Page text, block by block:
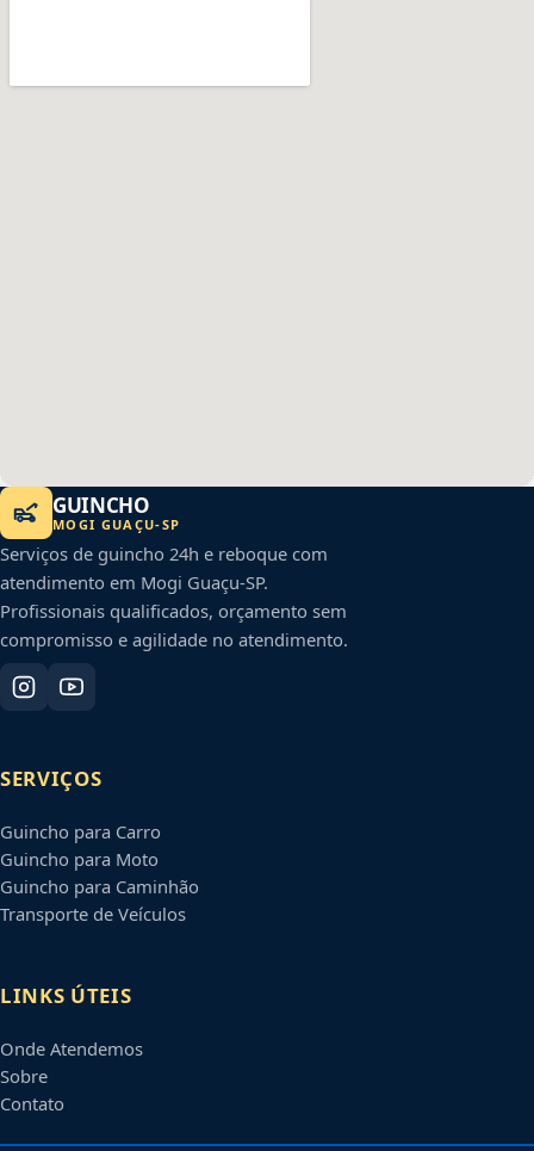
GUINCHO
MOGI GUAÇU-SP
Serviços de guincho 24h e reboque com
atendimento em Mogi Guaçu-SP.
Profissionais qualificados, orçamento sem
compromisso e agilidade no atendimento.
SERVIÇOS
Guincho para Carro
Guincho para Moto
Guincho para Caminhão
Transporte de Veículos
LINKS ÚTEIS
Onde Atendemos
Sobre
Contato